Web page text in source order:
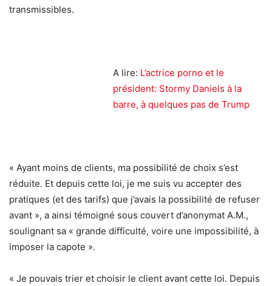
transmissibles.
A lire: L’actrice porno et le
président: Stormy Daniels à la
barre, à quelques pas de Trump
« Ayant moins de clients, ma possibilité de choix s’est
réduite. Et depuis cette loi, je me suis vu accepter des
pratiques (et des tarifs) que j’avais la possibilité de refuser
avant », a ainsi témoigné sous couvert d’anonymat A.M.,
soulignant sa « grande difficulté, voire une impossibilité, à
imposer la capote ».
« Je pouvais trier et choisir le client avant cette loi. Depuis